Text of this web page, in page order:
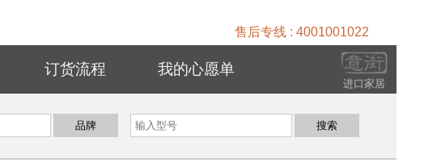
售后专线 : 4001001022
进口家居
订货流程 我的心愿单